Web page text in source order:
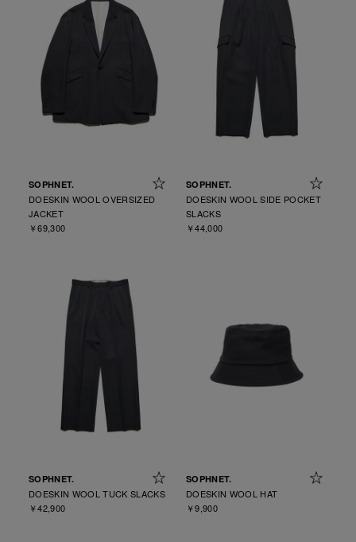
SOPHNET.
DOESKIN WOOL OVERSIZED
JACKET
￥69,300
SOPHNET.
DOESKIN WOOL SIDE POCKET
SLACKS
￥44,000
SOPHNET.
DOESKIN WOOL TUCK SLACKS
￥42,900
SOPHNET.
DOESKIN WOOL HAT
￥9,900